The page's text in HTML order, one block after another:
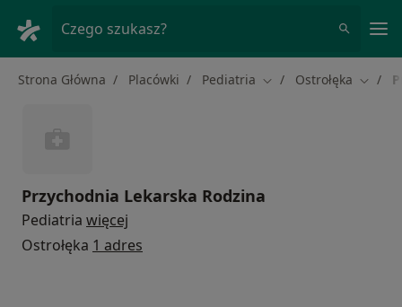
Czego szukasz?
Strona Główna Placówki Pediatria Zmień miasto
Ostrołęka Zmień
Przychodnia Lekarska Rodzina
Pediatria więcej
Ostrołęka 1 adres